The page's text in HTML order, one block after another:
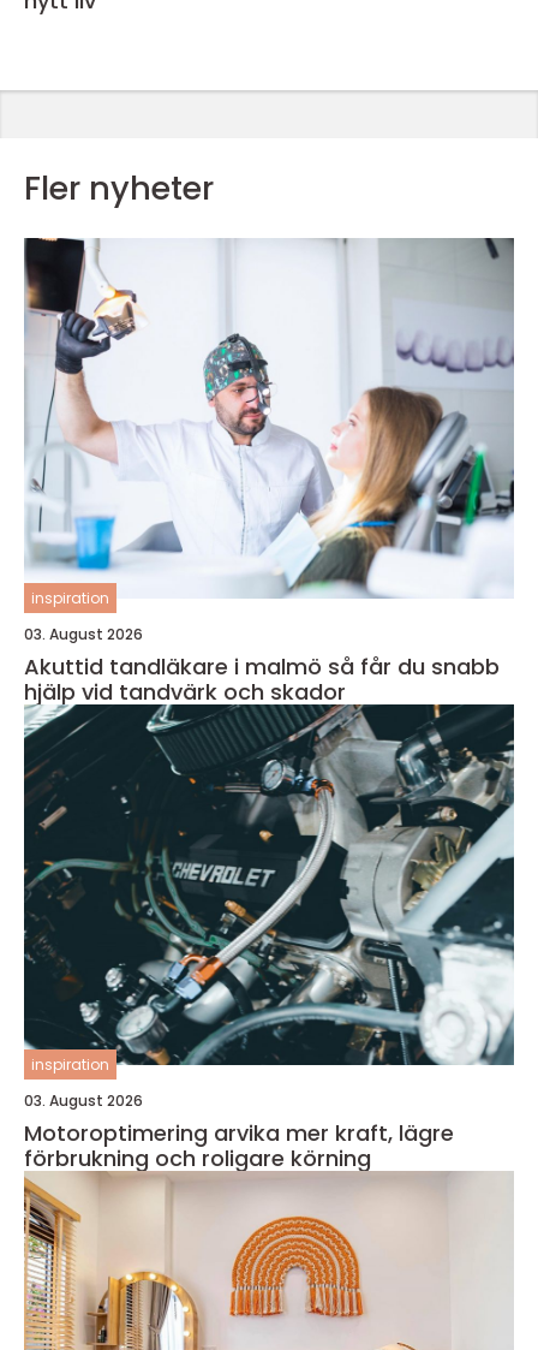
Fler nyheter
inspiration
03. August 2026
Akuttid tandläkare i malmö så får du snabb
hjälp vid tandvärk och skador
inspiration
03. August 2026
Motoroptimering arvika mer kraft, lägre
förbrukning och roligare körning